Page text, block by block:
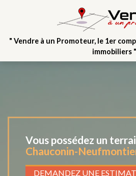
" Vendre à un Promoteur, le 1er
immobiliers "
Vous possédez un
Chauconin-
DEMANDEZ UNE